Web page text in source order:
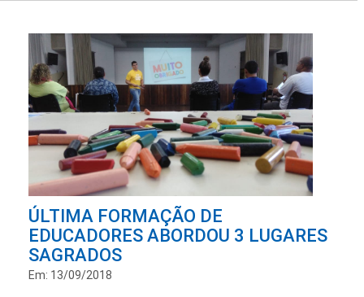
ÚLTIMA FORMAÇÃO DE
EDUCADORES ABORDOU 3 LUGARES
SAGRADOS
Em: 13/09/2018